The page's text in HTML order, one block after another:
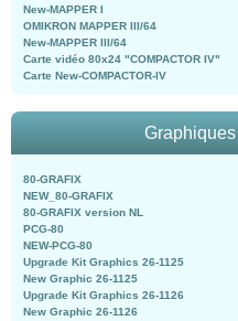
New-MAPPER I
OMIKRON MAPPER III/64
New-MAPPER III/64
Carte vidéo 80x24 "COMPACTOR IV"
Carte New-COMPACTOR-IV
Graphiques
80-GRAFIX
NEW_80-GRAFIX
80-GRAFIX version NL
PCG-80
NEW-PCG-80
Upgrade Kit Graphics 26-1125
New Graphic 26-1125
Upgrade Kit Graphics 26-1126
New Graphic 26-1126